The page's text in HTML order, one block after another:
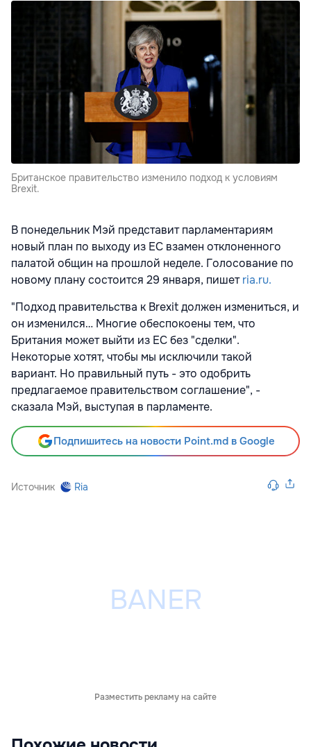
Британское правительство изменило подход к условиям
Brexit.
В понедельник Мэй представит парламентариям
новый план по выходу из ЕС взамен отклоненного
палатой общин на прошлой неделе. Голосование по
новому плану состоится 29 января, пишетria.ru.
"Подход правительства к Brexit должен измениться, и
он изменился… Многие обеспокоены тем, что
Британия может выйти из ЕС без "сделки".
Некоторые хотят, чтобы мы исключили такой
вариант. Но правильный путь - это одобрить
предлагаемое правительством соглашение", -
сказала Мэй, выступая в парламенте.
Подпишитесь на новости Point.md в Google
Источник Ria
Разместить рекламу на сайте